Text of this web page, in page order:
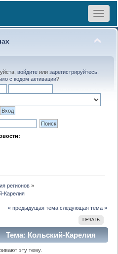
Toggle
войдитеили зарегистрируйтесь.
с кодом активации?
регионов»
Карелия
« предыдущая тема следующая тема »
ПЕЧАТЬ
Тема: Кольский-Карелия
эту тему.